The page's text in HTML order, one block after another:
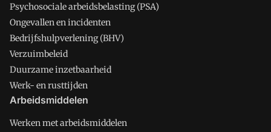
Psychosociale arbeidsbelasting (PSA)
Ongevallen en incidenten
Bedrijfshulpverlening (BHV)
Verzuimbeleid
Duurzame inzetbaarheid
Werk- en rusttijden
Arbeidsmiddelen
Werken met arbeidsmiddelen